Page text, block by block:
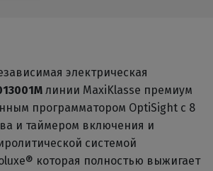
электрическая
линии MaxiKlasse премиум
программатором OptiSight с 8
и таймером включения и
системой
которая полностью выжигает